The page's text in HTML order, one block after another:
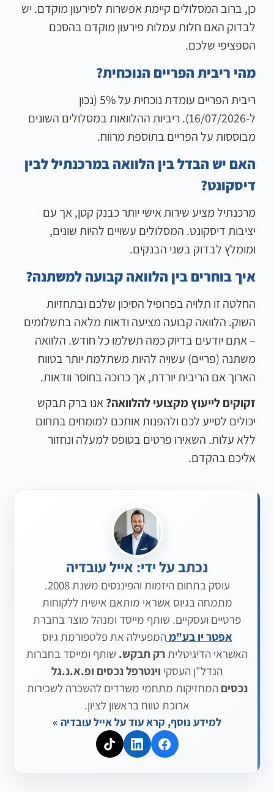
כן, ברוב המסלולים קיימת אפשרות לפירעון מוקדם. יש
לבדוק האם חלות עמלות פירעון מוקדם בהסכם
הספציפי שלכם.
מהי ריבית הפריים הנוכחית?
ריבית הפריים עומדת נוכחית על 5% (נכון
ל-16/07/2026). ריביות ההלוואות במסלולים השונים
מבוססות על הפריים בתוספת מרווח.
האם יש הבדל בין הלוואה במרכנתיל לבין
דיסקונט?
מרכנתיל מציע שירות אישי יותר כבנק קטן, אך עם
יציבות דיסקונט. המסלולים עשויים להיות שונים,
ומומלץ לבדוק בשני הבנקים.
איך בוחרים בין הלוואה קבועה למשתנה?
החלטה זו תלויה בפרופיל הסיכון שלכם ובתחזיות
השוק. הלוואה קבועה מציעה ודאות מלאה בתשלומים
– אתם יודעים בדיוק כמה תשלמו כל חודש. הלוואה
משתנה (פריים) עשויה להיות משתלמת יותר בטווח
הארוך אם הריבית יורדת, אך כרוכה בחוסר וודאות.
זקוקים לייעוץ מקצועי להלוואה?אנו ברק תבקש
יכולים לסייע לכם ולהפנות אותכם למומחים בתחום
ללא עלות. השאירו פרטים בטופס למעלה ונחזור
אליכם בהקדם.
נכתב על ידי: אייל עובדיה
עוסק בתחום היזמות והפיננסים משנת 2008.
מתמחה בגיוס אשראי מותאם אישית ללקוחות
פרטיים ועסקיים. שותף מייסד ומנהל מוצר בחברת
אפטר יו בע"מ המפעילה את פלטפורמת גיוס
האשראי הדיגיטליתרק תבקש. שותף ומייסד בחברות
הנדל"ן העסקי וינטרפל נכסים ופ.א.נ.גל
נכסים המחזיקות מתחמי משרדים להשכרה לשכירות
ארוכת טווח בראשון לציון.
למידע נוסף, קרא עוד על אייל עובדיה »